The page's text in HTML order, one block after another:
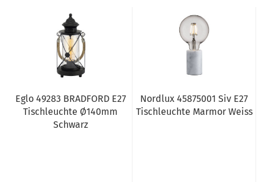
Eglo 49283 BRADFORD E27
Tischleuchte Ø140mm
Schwarz
Nordlux 45875001 Siv E27
Tischleuchte Marmor Weiss